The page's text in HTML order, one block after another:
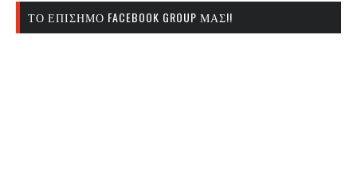
ΤΟ ΕΠΊΣΗΜΟ FACEBOOK GROUP ΜΑΣ!!